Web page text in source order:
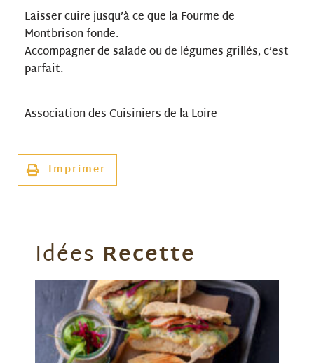
Laisser cuire jusqu’à ce que la Fourme de
Montbrison fonde.
Accompagner de salade ou de légumes grillés, c’est
parfait.
Association des Cuisiniers de la Loire
Imprimer
Idées Recette